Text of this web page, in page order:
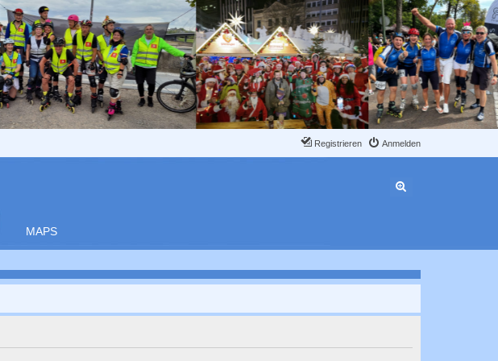
Anmelden
Registrieren
MAPS